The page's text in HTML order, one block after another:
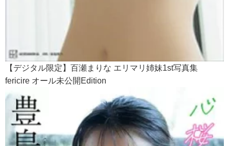
【デジタル限定】百瀬まりな エリマリ姉妹1st写真集
fericire オール未公開Edition